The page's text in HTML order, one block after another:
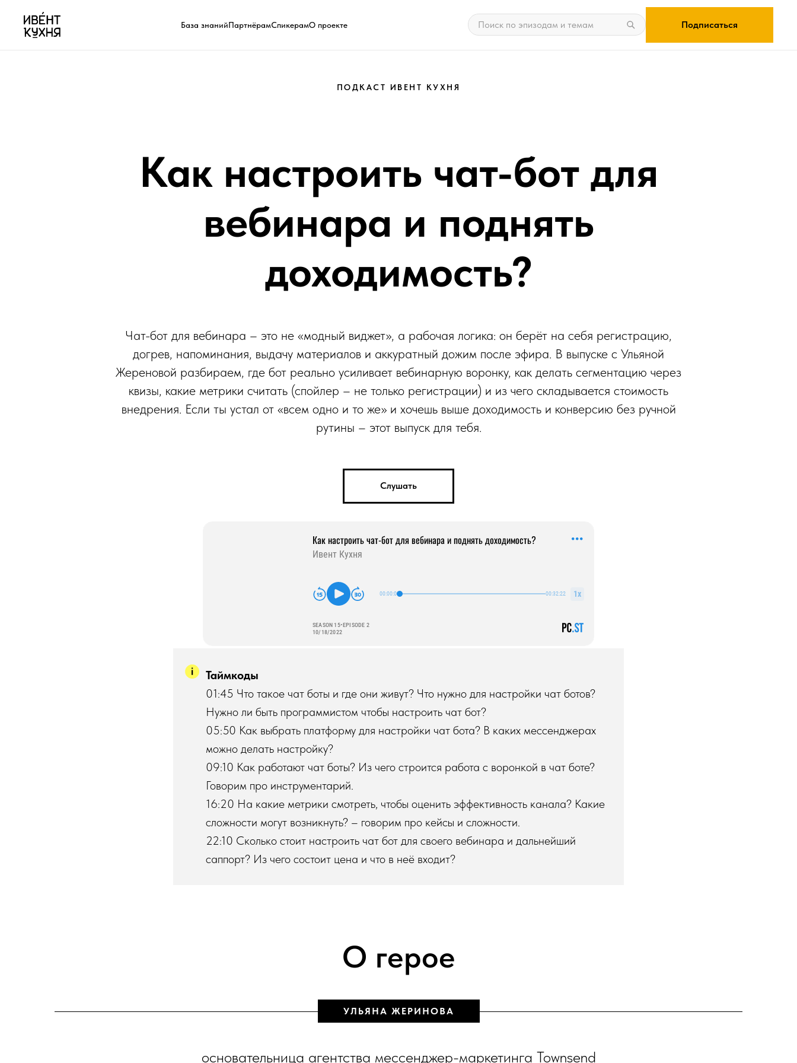
База знанийПартнёрамСпикерамО проекте Подписаться
ПОДКАСТ ИВЕНТ КУХНЯ
Как настроить чат-бот для
вебинара и поднять
доходимость?
Чат-бот для вебинара – это не «модный виджет», а рабочая логика: он берёт на себя регистрацию,
догрев, напоминания, выдачу материалов и аккуратный дожим после эфира. В выпуске с Ульяной
Жереновой разбираем, где бот реально усиливает вебинарную воронку, как делать сегментацию через
квизы, какие метрики считать (спойлер – не только регистрации) и из чего складывается стоимость
внедрения. Если ты устал от «всем одно и то же» и хочешь выше доходимость и конверсию без ручной
рутины – этот выпуск для тебя.
Слушать
Таймкоды
01:45 Что такое чат боты и где они живут? Что нужно для настройки чат ботов?
Нужно ли быть программистом чтобы настроить чат бот?
05:50 Как выбрать платформу для настройки чат бота? В каких мессенджерах
можно делать настройку?
09:10 Как работают чат боты? Из чего строится работа с воронкой в чат боте?
Говорим про инструментарий.
16:20 На какие метрики смотреть, чтобы оценить эффективность канала? Какие
сложности могут возникнуть? – говорим про кейсы и сложности.
22:10 Сколько стоит настроить чат бот для своего вебинара и дальнейший
саппорт? Из чего состоит цена и что в неё входит?
О герое
УЛЬЯНА ЖЕРИНОВА
основательница агентства мессенджер-маркетинга Townsend